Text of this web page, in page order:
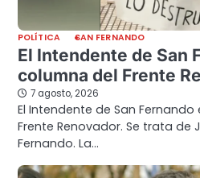
POLÍTICA SAN FERNANDO
El Intendente de San
columna del Frente
7 agosto, 2026
El Intendente de San
Frente Renovador. Se trata de
Fernando. La…